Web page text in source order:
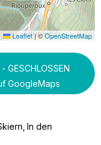
Leaflet|©OpenStreetMap
GoogleMaps
In den